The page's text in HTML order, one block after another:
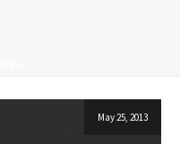
May 25, 2013